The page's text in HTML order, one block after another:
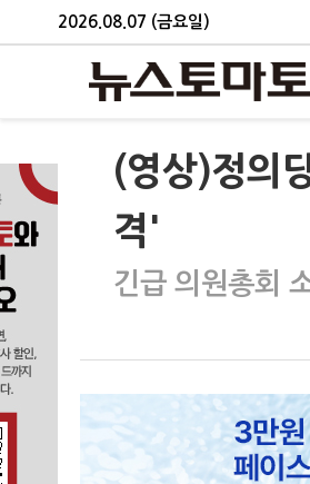
2026.08.07 (금요일)
(영상)정의
격'
긴급 의원총회